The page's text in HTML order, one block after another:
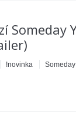
Someday
!novinka